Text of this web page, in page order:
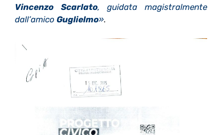
Vincenzo Scarlato, guidata magistralmente
dall’amico Guglielmo».